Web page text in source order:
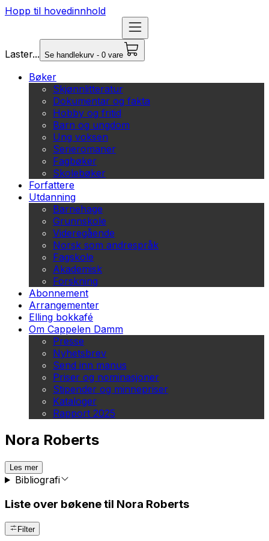
Hopp til hovedinnhold
Laster... Se handlekurv - 0 vare
Bøker
Skjønnlitteratur
Dokumentar og fakta
Hobby og fritid
Barn og ungdom
Ung voksen
Serieromaner
Fagbøker
Skolebøker
Forfattere
Utdanning
Barnehage
Grunnskole
Videregående
Norsk som andrespråk
Fagskole
Akademisk
Forskning
Abonnement
Arrangementer
Elling bokkafé
Om Cappelen Damm
Presse
Nyhetsbrev
Send inn manus
Priser og nominasjoner
Stipender og minnepriser
Kataloger
Rapport 2025
Nora Roberts
Les mer
Bibliografi
Liste over bøkene til Nora Roberts
Filter